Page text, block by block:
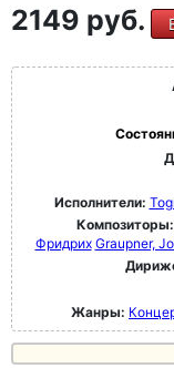
2149 руб.
Исполнители:
Композиторы:
Фридрих Graupner,
Жанры: